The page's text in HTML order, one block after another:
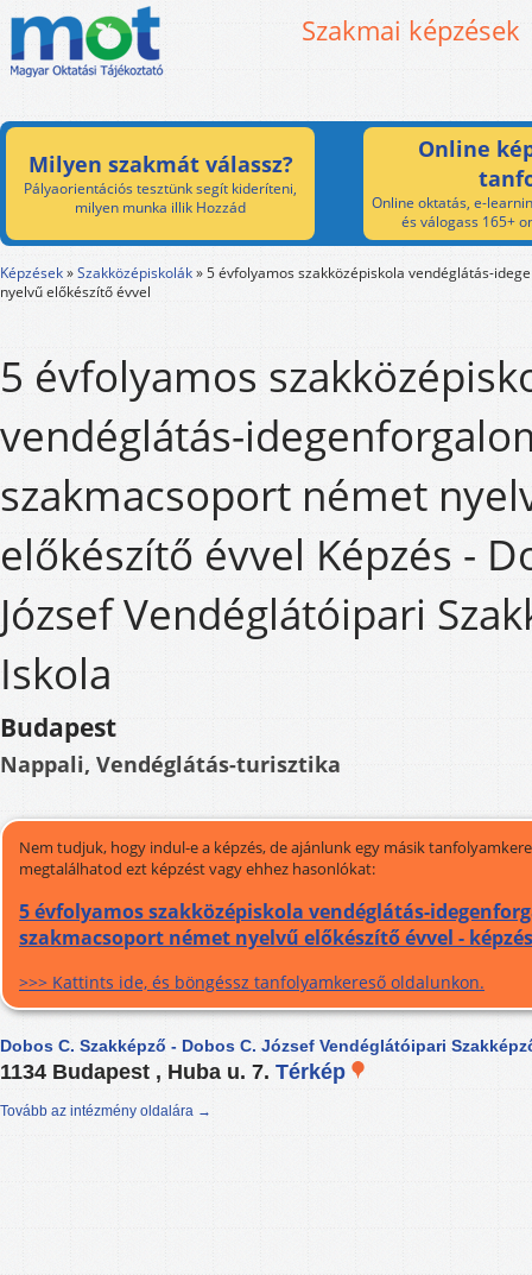
Szakmai képzések
Milyen szakmát válassz?
Pályaorientációs tesztünk segít kideríteni,
milyen munka illik Hozzád
Online
Online oktatás, e-
és válogass 165+
Képzések»Szakközépiskolák»5 évfolyamos szakközépiskola vendéglátás-
nyelvű előkészítő évvel
5 évfolyamos
vendéglátás-
szakmacsoport német
előkészítő évvel Képzés -
József Vendéglátóipari
Iskola
Budapest
Nappali, Vendéglátás-turisztika
Nem tudjuk, hogy indul-e a képzés, de ajánlunk egy másik
megtalálhatod ezt képzést vagy ehhez hasonlókat:
5 évfolyamos szakközépiskola vendéglátás-
szakmacsoport német nyelvű előkészítő évvel -
>>> Kattints ide, és böngéssz tanfolyamkereső oldalunkon.
Dobos C. Szakképző - Dobos C. József Vendéglátóipari
1134 Budapest , Huba u. 7. Térkép
Tovább az intézmény oldalára →